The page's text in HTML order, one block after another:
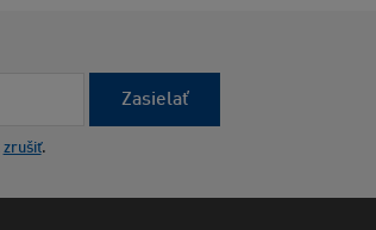
Zasielať
zrušiť.